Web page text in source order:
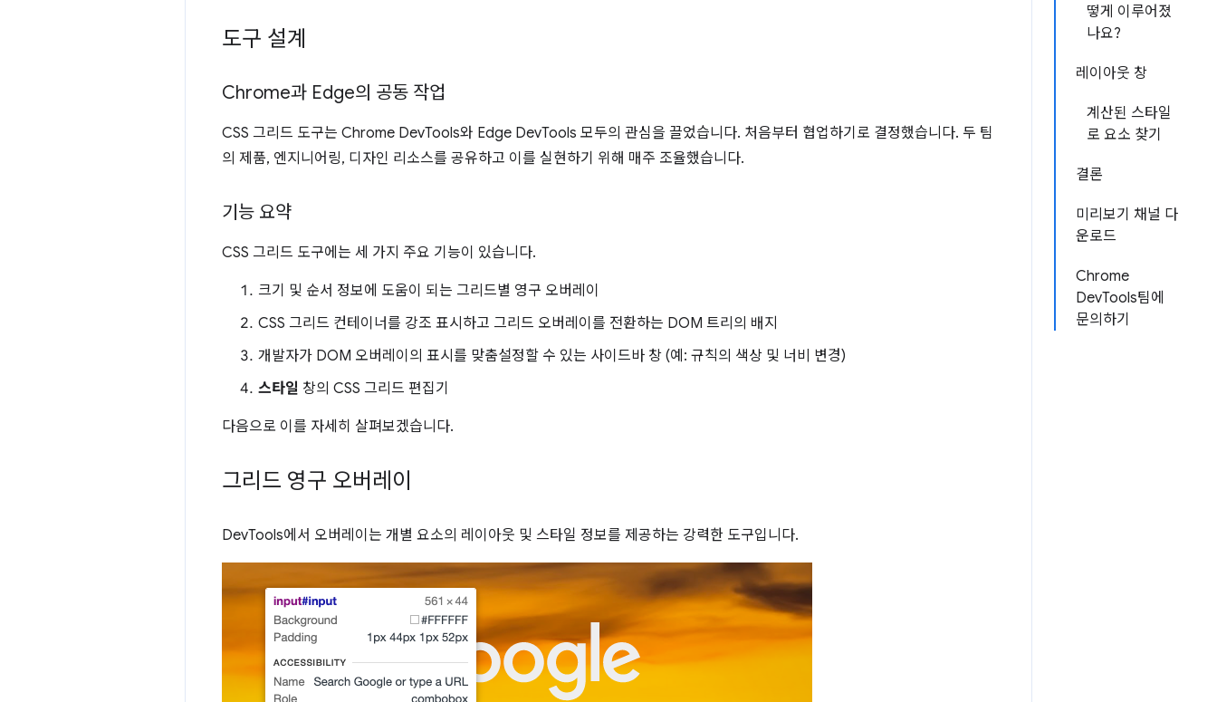
떻게 이루어졌
나요?
레이아웃 창
계산된 스타일
로 요소 찾기
결론
미리보기 채널 다
운로드
Chrome
DevTools팀에
문의하기
도구 설계
Chrome과 Edge의 공동 작업
CSS 그리드 도구는 Chrome DevTools와 Edge DevTools 모두의 관심을 끌었습니다. 처음부터 협업하기로 결정했습니다. 두 팀
의 제품, 엔지니어링, 디자인 리소스를 공유하고 이를 실현하기 위해 매주 조율했습니다.
기능 요약
CSS 그리드 도구에는 세 가지 주요 기능이 있습니다.
크기 및 순서 정보에 도움이 되는 그리드별 영구 오버레이
CSS 그리드 컨테이너를 강조 표시하고 그리드 오버레이를 전환하는 DOM 트리의 배지
개발자가 DOM 오버레이의 표시를 맞춤설정할 수 있는 사이드바 창 (예: 규칙의 색상 및 너비 변경)
스타일 창의 CSS 그리드 편집기
다음으로 이를 자세히 살펴보겠습니다.
그리드 영구 오버레이
DevTools에서 오버레이는 개별 요소의 레이아웃 및 스타일 정보를 제공하는 강력한 도구입니다.